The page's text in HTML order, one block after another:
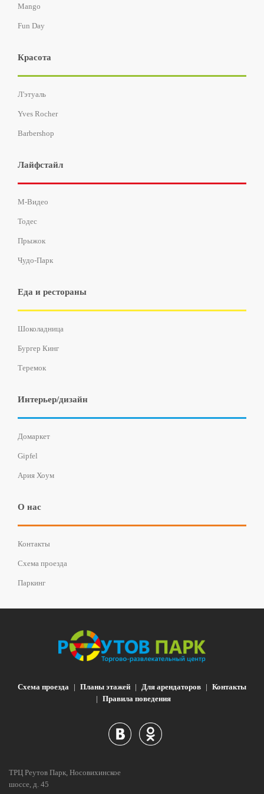
Mango
Fun Day
Красота
Л'этуаль
Yves Rocher
Barbershop
Лайфстайл
М-Видео
Тодес
Прыжок
Чудо-Парк
Еда и рестораны
Шоколадница
Бургер Кинг
Теремок
Интерьер/дизайн
Домаркет
Gipfel
Ария Хоум
О нас
Контакты
Схема проезда
Паркинг
Схема проезда Планы этажей Для арендаторов
Контакты
Правила поведения
ТРЦ Реутов Парк, Носовихинское
шоссе, д. 45